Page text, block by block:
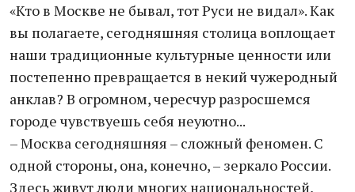
«Кто в Москве не бывал, тот Руси не видал». Как
вы полагаете, сегодняшняя столица воплощает
наши традиционные культурные ценности или
постепенно превращается в некий чужеродный
анклав? В огромном, чересчур разросшемся
городе чувствуешь себя неуютно...
– Москва сегодняшняя – сложный феномен. С
одной стороны, она, конечно, – зеркало России.
Здесь живут люди многих национальностей,